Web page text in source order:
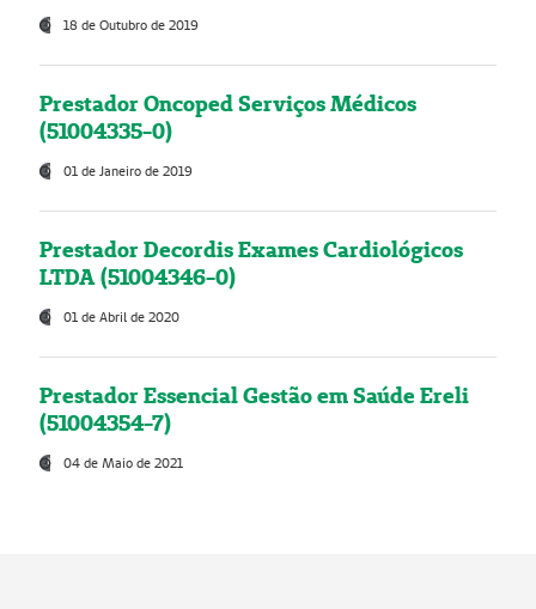
18 de Outubro de 2019
Prestador Oncoped Serviços Médicos
(51004335-0)
01 de Janeiro de 2019
Prestador Decordis Exames Cardiológicos
LTDA (51004346-0)
01 de Abril de 2020
Prestador Essencial Gestão em Saúde Ereli
(51004354-7)
04 de Maio de 2021